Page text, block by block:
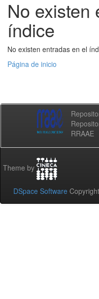
No existen
índice
No existen entradas en el
Página de inicio
RRAAE
Theme by
DSpace Software